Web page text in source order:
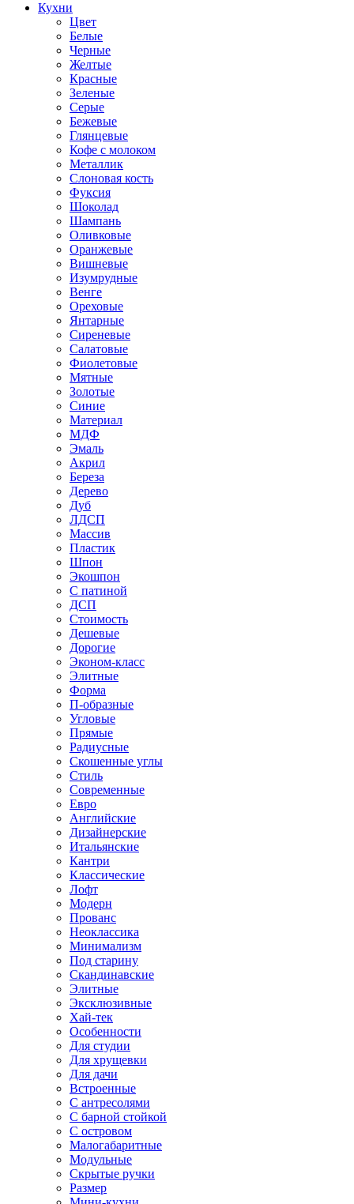
Кухни
Цвет
Белые
Черные
Желтые
Красные
Зеленые
Серые
Бежевые
Глянцевые
Кофе с молоком
Металлик
Слоновая кость
Фуксия
Шоколад
Шампань
Оливковые
Оранжевые
Вишневые
Изумрудные
Венге
Ореховые
Янтарные
Сиреневые
Салатовые
Фиолетовые
Мятные
Золотые
Синие
Материал
МДФ
Эмаль
Акрил
Береза
Дерево
Дуб
ЛДСП
Массив
Пластик
Шпон
Экошпон
С патиной
ДСП
Стоимость
Дешевые
Дорогие
Эконом-класс
Элитные
Форма
П-образные
Угловые
Прямые
Радиусные
Скошенные углы
Стиль
Современные
Евро
Английские
Дизайнерские
Итальянские
Кантри
Классические
Лофт
Модерн
Прованс
Неоклассика
Минимализм
Под старину
Скандинавские
Элитные
Эксклюзивные
Хай-тек
Особенности
Для студии
Для хрущевки
Для дачи
Встроенные
С антресолями
С барной стойкой
С островом
Малогабаритные
Модульные
Скрытые ручки
Размер